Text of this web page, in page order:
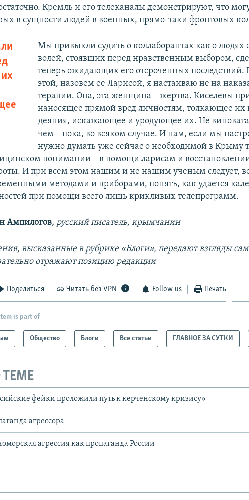
Кремль и его телеканалы демонстрируют, что
в сущности людей в военных, прямо-таки фронтовых
Мы привыкли судить о коллаборантах как о людях
волей, стоявших перед нравственным выбором,
теперь ожидающих его отсроченных последствий.
этой, назовем ее Ларисой, я настаиваю не на
терапии. Она, эта женщина – жертва. Киселевы
наносящее прямой вред личностям, толкающее их
деяния, искажающее и уродующее их. Не виновата
чем – пока, во всяком случае. И нам, если мы
нужно думать уже сейчас о необходимой в Крыму
понимании – в помощи ларисам и
И при всем этом нашим и не нашим ученым следует,
методами и приборами, понять, как удается
при помощи всего лишь крикливых телепрограмм.
Ампилогов, русский писатель, крымчанин
высказанные в рубрике «Блоги», передают взгляды
отражают позицию редакции
Поделиться Читать без VPN Follow us Печать
is part of
Общество Блоги Все статьи ГЛАВНОЕ ЗА СУТКИ
ТЕМЕ
фейки проложили путь к керченскому кризису»
агрессора
агрессия как пропаганда России